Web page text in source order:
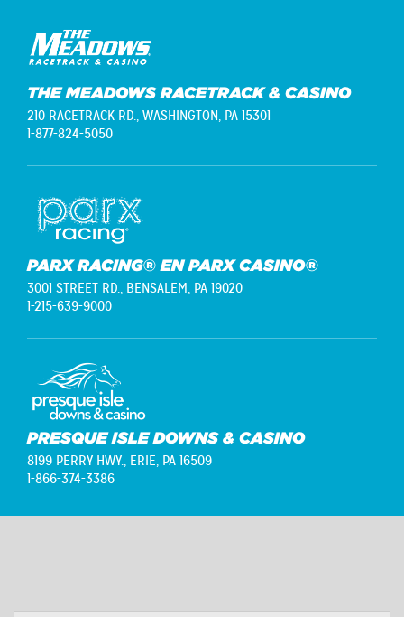
THE MEADOWS RACETRACK & CASINO
210 RACETRACK RD., WASHINGTON, PA 15301
1-877-824-5050
PARX RACING® EN PARX CASINO®
3001 STREET RD., BENSALEM, PA 19020
1-215-639-9000
PRESQUE ISLE DOWNS & CASINO
8199 PERRY HWY., ERIE, PA 16509
1-866-374-3386